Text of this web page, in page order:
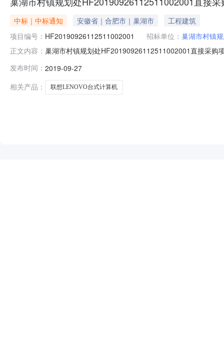
中标｜中标通知 安徽省｜合肥市｜巢湖市
工程建筑
项目编号： HF20190926112511002001 招标单位： 巢湖市村镇
正文内容： 巢湖市村镇规划处HF20190926112511002001直接采购
2019/09/2715:04:32备注：商品信息商品名称数量报价(
发布时间： 2019-09-27
相关产品：
联想LENOVO台式计算机